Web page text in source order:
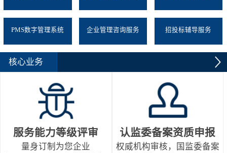
PMS数字管理系统 企业管理咨询服务 招投标辅导服务
核心业务
服务能力等级评审
量身订制为您企业
认监委备案资质申报
权威机构审核，国监委备案